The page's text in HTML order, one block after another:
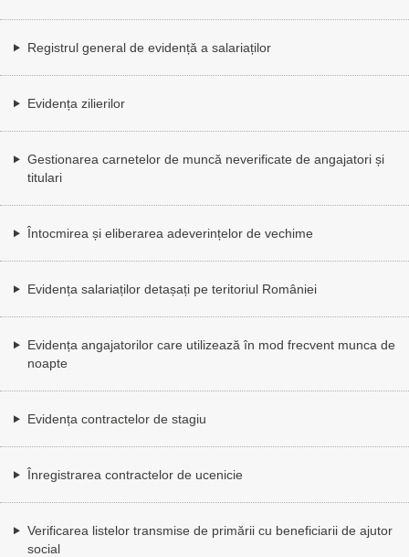
Registrul general de evidență a salariaților
Evidența zilierilor
Gestionarea carnetelor de muncă neverificate de angajatori și
titulari
Întocmirea și eliberarea adeverințelor de vechime
Evidența salariaților detașați pe teritoriul României
Evidența angajatorilor care utilizează în mod frecvent munca de
noapte
Evidența contractelor de stagiu
Înregistrarea contractelor de ucenicie
Verificarea listelor transmise de primării cu beneficiarii de ajutor
social